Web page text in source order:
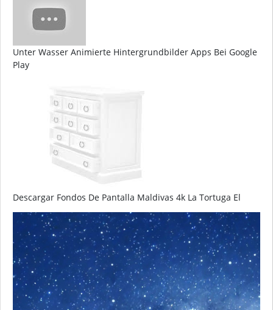
Unter Wasser Animierte Hintergrundbilder Apps Bei Google
Play
Descargar Fondos De Pantalla Maldivas 4k La Tortuga El